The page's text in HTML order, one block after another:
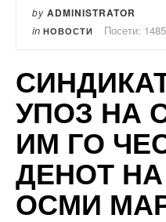
by ADMINISTRATOR
in НОВОСТИ Посети: 1485
УПОЗ НА
ИМ ГО
ДЕНОТ
ОСМИ